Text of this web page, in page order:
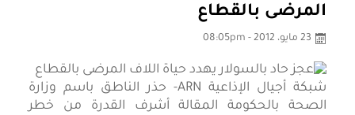
المرضى بالقطاع
23 مايو، 2012 - 08:05pm
شبكة أجيال الإذاعية ARN- حذر الناطق باسم وزارة
الصحة بالحكومة المقالة أشرف القدرة من خطر